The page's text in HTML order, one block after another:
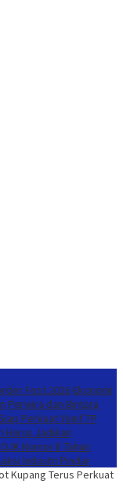
Fest 2026 Ekonomi
Perwira dan Bintara
Perkuat Yonif TP
Harus Jadikan
Nomor 8 Tahun
Industri Pindar
Kupang Terus Perkuat